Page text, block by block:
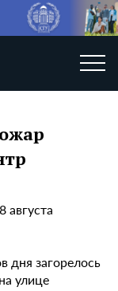
августа
загорелось
улице